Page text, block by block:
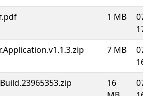
1 MB
7 MB
16